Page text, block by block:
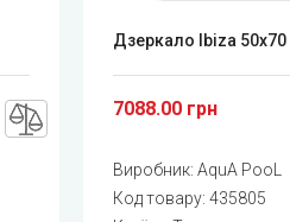
Дзеркало Ibiza 50x70
7088.00 грн
Виробник: AquA PooL
Код товару: 435805